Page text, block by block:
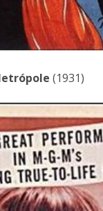
(1931)